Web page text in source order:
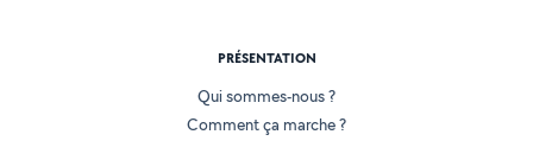
PRÉSENTATION
Qui sommes-nous ?
Comment ça marche ?